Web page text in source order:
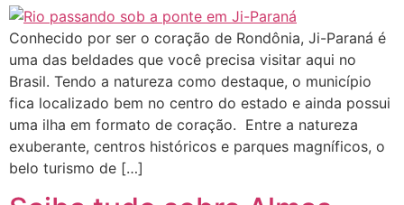
Conhecido por ser o coração de Rondônia, Ji-Paraná é
uma das beldades que você precisa visitar aqui no
Brasil. Tendo a natureza como destaque, o município
fica localizado bem no centro do estado e ainda possui
uma ilha em formato de coração. Entre a natureza
exuberante, centros históricos e parques magníficos, o
belo turismo de […]